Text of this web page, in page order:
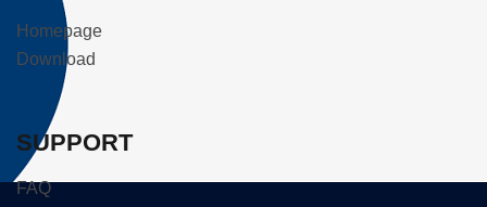
Homepage
Download
SUPPORT
FAQ